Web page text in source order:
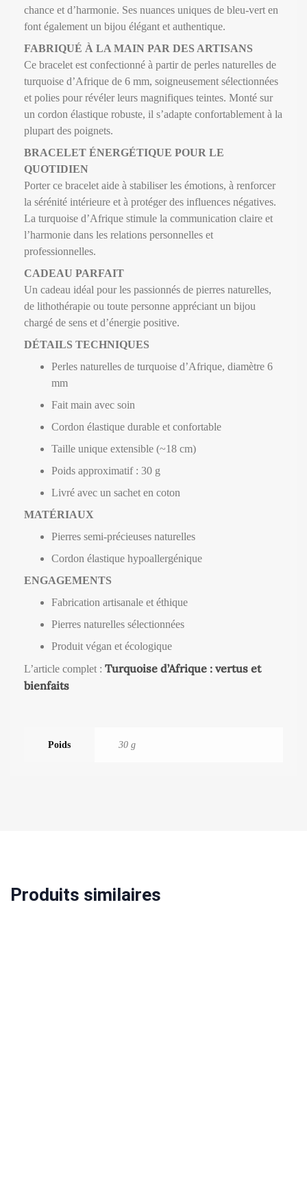
chance et d’harmonie. Ses nuances uniques de bleu-vert en
font également un bijou élégant et authentique.
FABRIQUÉ À LA MAIN PAR DES ARTISANS
Ce bracelet est confectionné à partir de perles naturelles de
turquoise d’Afrique de 6 mm, soigneusement sélectionnées
et polies pour révéler leurs magnifiques teintes. Monté sur
un cordon élastique robuste, il s’adapte confortablement à la
plupart des poignets.
BRACELET ÉNERGÉTIQUE POUR LE
QUOTIDIEN
Porter ce bracelet aide à stabiliser les émotions, à renforcer
la sérénité intérieure et à protéger des influences négatives.
La turquoise d’Afrique stimule la communication claire et
l’harmonie dans les relations personnelles et
professionnelles.
CADEAU PARFAIT
Un cadeau idéal pour les passionnés de pierres naturelles,
de lithothérapie ou toute personne appréciant un bijou
chargé de sens et d’énergie positive.
DÉTAILS TECHNIQUES
Perles naturelles de turquoise d’Afrique, diamètre 6
mm
Fait main avec soin
Cordon élastique durable et confortable
Taille unique extensible (~18 cm)
Poids approximatif : 30 g
Livré avec un sachet en coton
MATÉRIAUX
Pierres semi-précieuses naturelles
Cordon élastique hypoallergénique
ENGAGEMENTS
Fabrication artisanale et éthique
Pierres naturelles sélectionnées
Produit végan et écologique
L’article complet : Turquoise d’Afrique : vertus et
bienfaits
Poids 30 g
Produits similaires